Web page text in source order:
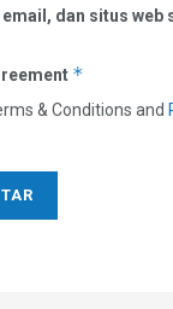
dan situs
*
& Conditions and